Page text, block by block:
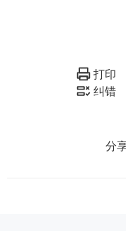
打印
纠错
分